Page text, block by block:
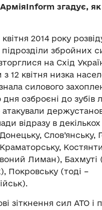
Inform згадує,
2014 року
підрозділи збройних
на Схід
12 квітня низка
силового
дня озброєні до зубів
відразу в
Слов’янську,
Лиман), Бахмуті
Покровську (тоді –
зіткнення сил АТО і